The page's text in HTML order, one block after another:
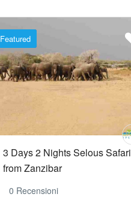
Featured
3 Days 2 Nights Selous Safari
from Zanzibar
0 Recensioni